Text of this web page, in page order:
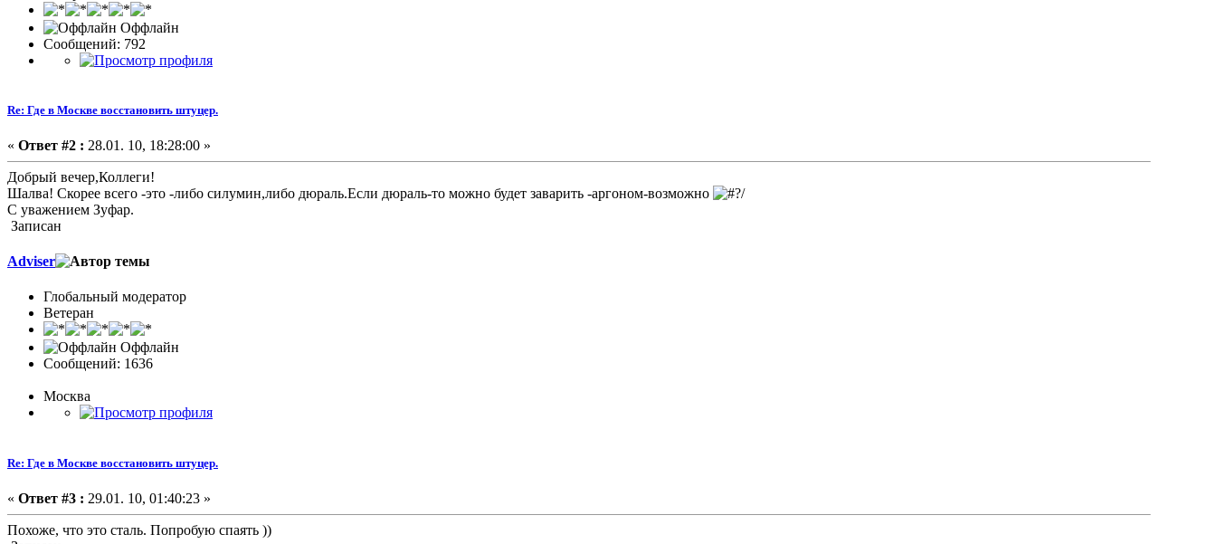
Оффлайн
Сообщений: 792
Re: Где в Москве восстановить штуцер.
« Ответ #2 : 28.01. 10, 18:28:00 »
Добрый вечер,Коллеги!
Шалва! Скорее всего -это -либо силумин,либо дюраль.Если дюраль-то можно будет заварить -аргоном-возможно
С уважением Зуфар.
Записан
Adviser
Глобальный модератор
Ветеран
Оффлайн
Сообщений: 1636
Москва
Re: Где в Москве восстановить штуцер.
« Ответ #3 : 29.01. 10, 01:40:23 »
Похоже, что это сталь. Попробую спаять ))